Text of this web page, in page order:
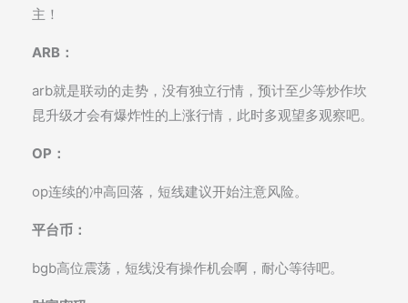
主！
ARB：
arb就是联动的走势，没有独立行情，预计至少等炒作坎
昆升级才会有爆炸性的上涨行情，此时多观望多观察吧。
OP：
op连续的冲高回落，短线建议开始注意风险。
平台币：
bgb高位震荡，短线没有操作机会啊，耐心等待吧。